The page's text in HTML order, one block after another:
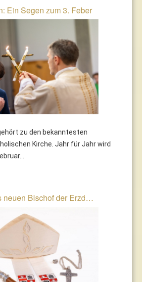
Ein Segen zum 3. Feber
zu den bekanntesten
Kirche. Jahr für Jahr wird
neuen Bischof der Erzd…